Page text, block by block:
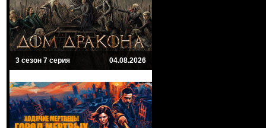
3 сезон 7 серия 04.08.2026